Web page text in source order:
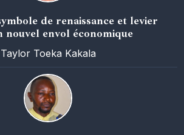
de renaissance et levier
nouvel envol économique
Taylor Toeka Kakala